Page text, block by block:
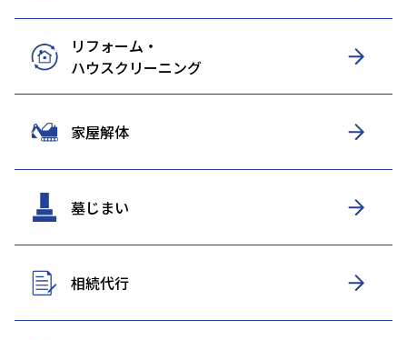
リフォーム・
ハウスクリーニング
家屋解体
墓じまい
相続代行